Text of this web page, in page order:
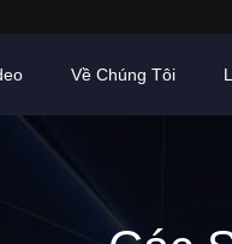
Về Chúng Tôi